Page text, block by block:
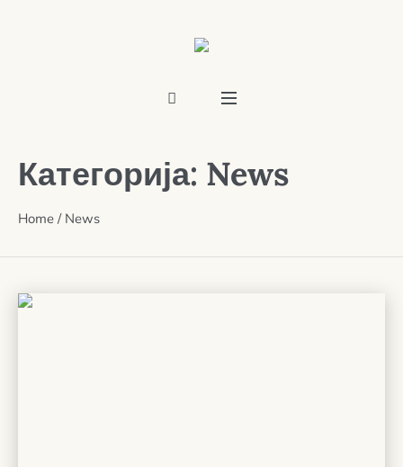
Категорија: News
Home / News